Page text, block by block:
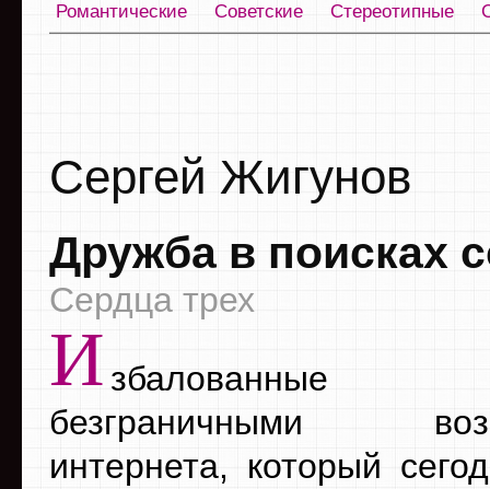
Романтические
Советские Стереотипные
Сергей Жигунов
Дружба в поисках
Сердца трех
И
безграничными
интернета, который